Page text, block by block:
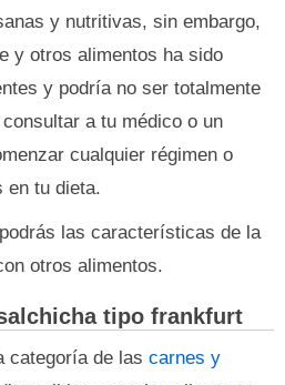
y nutritivas, sin embargo,
y otros alimentos ha sido
y podría no ser totalmente
a tu médico o un
cualquier régimen o
en tu dieta.
las características de la
otros alimentos.
tipo frankfurt
categoría de las carnes y